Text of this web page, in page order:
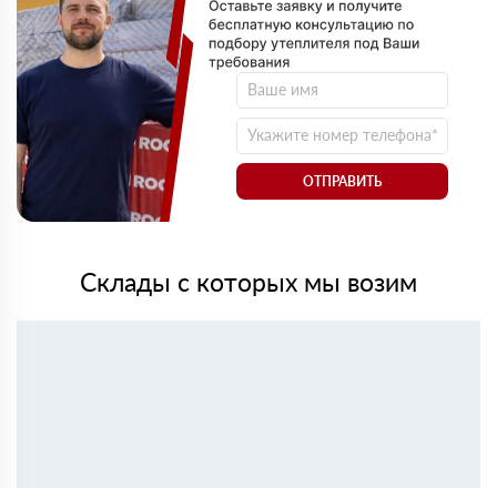
ОТПРАВИТЬ
Склады с которых мы возим